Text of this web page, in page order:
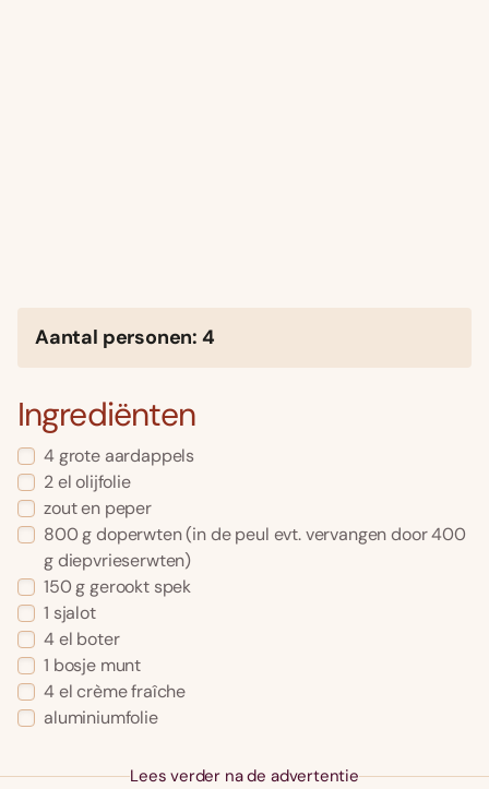
Aantal personen: 4
Ingrediënten
4 grote aardappels
2 el olijfolie
zout en peper
800 g doperwten (in de peul evt. vervangen door 400
g diepvrieserwten)
150 g gerookt spek
1 sjalot
4 el boter
1 bosje munt
4 el crème fraîche
aluminiumfolie
Lees verder na de advertentie